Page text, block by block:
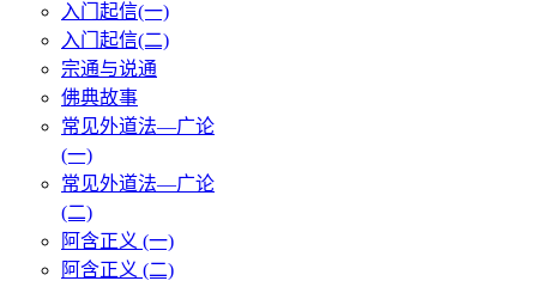
入门起信(一)
入门起信(二)
宗通与说通
佛典故事
常见外道法—广论
(一)
常见外道法—广论
(二)
阿含正义 (一)
阿含正义 (二)